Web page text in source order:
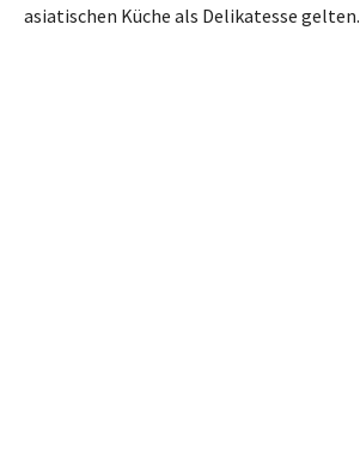
asiatischen Küche als Delikatesse gelten.